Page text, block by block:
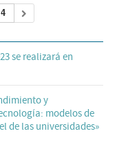
se realizará en
y
modelos de
de las universidades»